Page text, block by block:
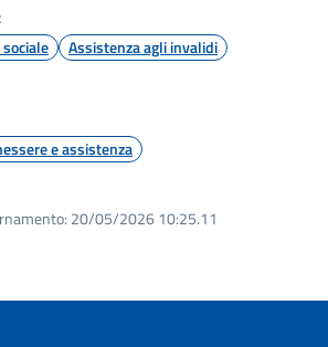
Assistenza agli invalidi
e assistenza
20/05/2026 10:25.11